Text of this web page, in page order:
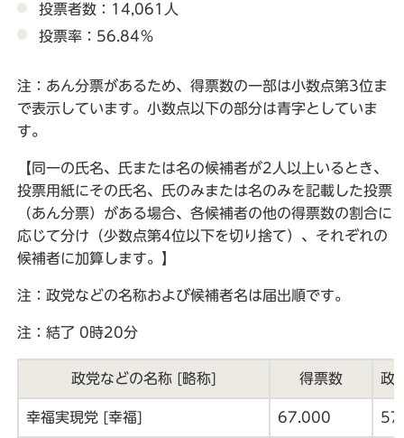
投票者数：14,061人
投票率：56.84％
注：あん分票があるため、得票数の一部は小数点第3位ま
で表示しています。小数点以下の部分は青字としていま
す。
【同一の氏名、氏または名の候補者が2人以上いるとき、
投票用紙にその氏名、氏のみまたは名のみを記載した投票
（あん分票）がある場合、各候補者の他の得票数の割合に
応じて分け（少数点第4位以下を切り捨て）、それぞれの
候補者に加算します。】
注：政党などの名称および候補者名は届出順です。
注：結了 0時20分
政党などの名称 [略称] 得票数 政
幸福実現党 [幸福] 67.000 57